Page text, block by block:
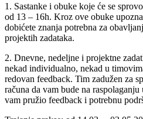
1. Sastanke i obuke koje će se
od 13 – 16h. Kroz ove obuke
dobićete znanja potrebna za
projektih zadataka.
2. Dnevne, nedeljne i projektne
nekad individualno, nekad u
redovan feedback. Tim zadužen za
računa da vam bude na
vam pružio feedback i potrebnu